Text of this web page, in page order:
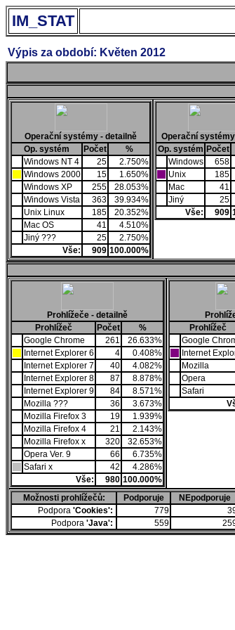
IM_STAT
Výpis za období: Květen 2012
Operační systémy - detailně
Op. systém
Počet
%
Windows NT 4
25
2.750%
Windows 2000
15
1.650%
Windows XP
255
28.053%
Windows Vista
363
39.934%
Unix Linux
185
20.352%
Mac OS
41
4.510%
Jiný ???
25
2.750%
Vše:
909 100.000%
Operační
Op. systém Počet
Windows
658
Unix
185
Mac
41
Jiný
25
Vše:
909
Prohlížeče - detailně
Prohlížeč
Počet
%
Google Chrome
261
26.633%
Internet Explorer 6
4
0.408%
Internet Explorer 7
40
4.082%
Internet Explorer 8
87
8.878%
Internet Explorer 9
84
8.571%
Mozilla ???
36
3.673%
Mozilla Firefox 3
19
1.939%
Mozilla Firefox 4
21
2.143%
Mozilla Firefox x
320
32.653%
Opera Ver. 9
66
6.735%
Safari x
42
4.286%
Vše:
980 100.000%
Prohlížeč
Google
Internet
Mozilla
Opera
Safari
Možnosti prohlížečů: Podporuje NEpodporuje
Podpora 'Cookies': 779
Podpora 'Java': 559